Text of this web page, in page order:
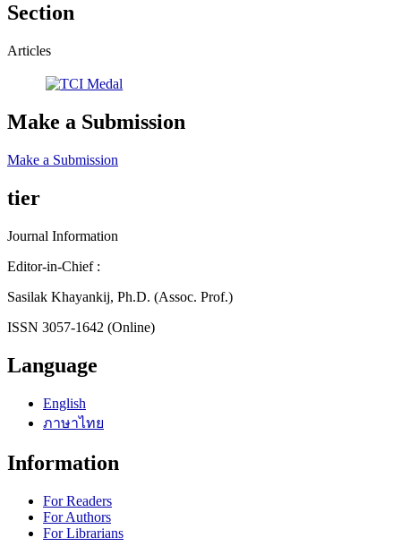
Section
Articles
Make a Submission
Make a Submission
tier
Journal Information
Editor-in-Chief :
Sasilak Khayankij, Ph.D. (Assoc. Prof.)
ISSN 3057-1642 (Online)
Language
English
ภาษาไทย
Information
For Readers
For Authors
For Librarians